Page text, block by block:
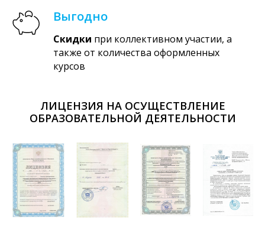
Выгодно
Скидки при коллективном участии, а
также от количества оформленных
курсов
ЛИЦЕНЗИЯ НА ОСУЩЕСТВЛЕНИЕ
ОБРАЗОВАТЕЛЬНОЙ ДЕЯТЕЛЬНОСТИ